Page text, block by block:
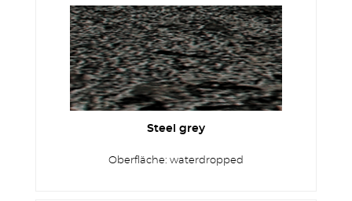
Steel grey
Oberfläche: waterdropped